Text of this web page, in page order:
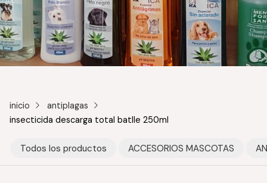
inicio
antiplagas
insecticida descarga total batlle 250ml
Todos los productos ACCESORIOS MASCOTAS